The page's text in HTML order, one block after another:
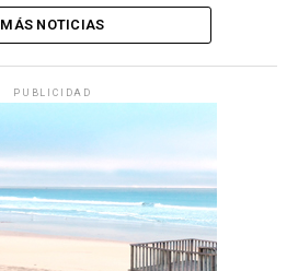
MÁS NOTICIAS
PUBLICIDAD